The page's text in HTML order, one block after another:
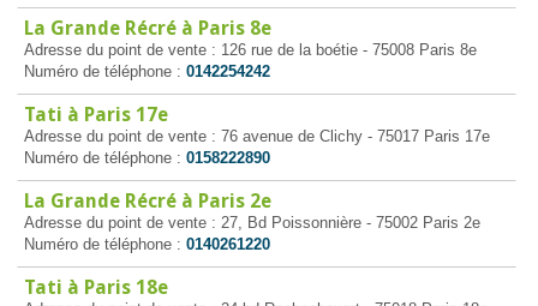
La Grande Récré à Paris 8e
Adresse du point de vente : 126 rue de la boétie - 75008 Paris 8e
Numéro de téléphone : 0142254242
Tati à Paris 17e
Adresse du point de vente : 76 avenue de Clichy - 75017 Paris 17e
Numéro de téléphone : 0158222890
La Grande Récré à Paris 2e
Adresse du point de vente : 27, Bd Poissonnière - 75002 Paris 2e
Numéro de téléphone : 0140261220
Tati à Paris 18e